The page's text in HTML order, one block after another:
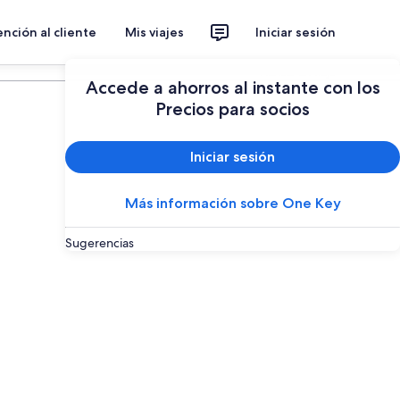
al cliente Mis viajes Iniciar sesión
Accede a ahorros al instante con los
Precios para socios
Iniciar sesión
Más información sobre One Key
Sugerencias